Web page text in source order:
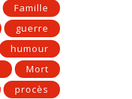
Famille
guerre
humour
Mort
procès